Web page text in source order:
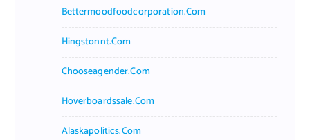
Bettermoodfoodcorporation.com
Hingstonnt.com
Chooseagender.com
Hoverboardssale.com
Alaskapolitics.com